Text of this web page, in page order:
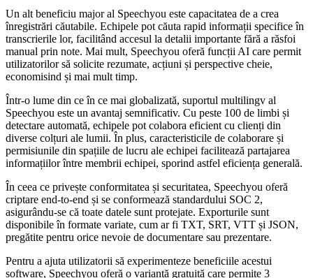
Un alt beneficiu major al Speechyou este capacitatea de a crea
înregistrări căutabile. Echipele pot căuta rapid informații specifice în
transcrierile lor, facilitând accesul la detalii importante fără a răsfoi
manual prin note. Mai mult, Speechyou oferă funcții AI care permit
utilizatorilor să solicite rezumate, acțiuni și perspective cheie,
economisind și mai mult timp.
Într-o lume din ce în ce mai globalizată, suportul multilingv al
Speechyou este un avantaj semnificativ. Cu peste 100 de limbi și
detectare automată, echipele pot colabora eficient cu clienți din
diverse colțuri ale lumii. În plus, caracteristicile de colaborare și
permisiunile din spațiile de lucru ale echipei facilitează partajarea
informațiilor între membrii echipei, sporind astfel eficiența generală.
În ceea ce privește conformitatea și securitatea, Speechyou oferă
criptare end-to-end și se conformează standardului SOC 2,
asigurându-se că toate datele sunt protejate. Exporturile sunt
disponibile în formate variate, cum ar fi TXT, SRT, VTT și JSON,
pregătite pentru orice nevoie de documentare sau prezentare.
Pentru a ajuta utilizatorii să experimenteze beneficiile acestui
software, Speechyou oferă o variantă gratuită care permite 3